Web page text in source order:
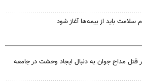
سلامت باید از بیمه‌ها آغاز شود
قتل مداح جوان به دنبال ایجاد وحشت در جامعه